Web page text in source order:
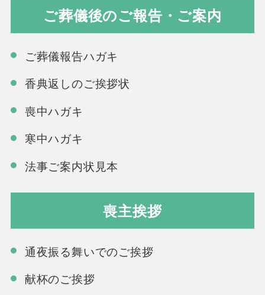
ご葬儀後のご報告・ご案内
ご葬儀報告ハガキ
香典返しのご挨拶状
喪中ハガキ
寒中ハガキ
法事ご案内状見本
喪主挨拶
通夜振る舞いでのご挨拶
献杯のご挨拶